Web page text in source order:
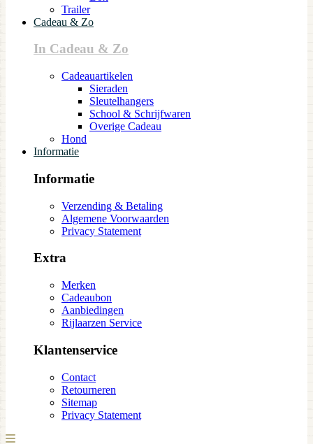
Trailer
Cadeau & Zo
In Cadeau & Zo
Cadeauartikelen
Sieraden
Sleutelhangers
School & Schrijfwaren
Overige Cadeau
Hond
Informatie
Informatie
Verzending & Betaling
Algemene Voorwaarden
Privacy Statement
Extra
Merken
Cadeaubon
Aanbiedingen
Rijlaarzen Service
Klantenservice
Contact
Retourneren
Sitemap
Privacy Statement